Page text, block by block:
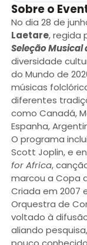
Sobre o
No dia 28 de
Laetare, regida
Seleção Musical
diversidade
do Mundo de
músicas
diferentes
como Canadá,
Espanha,
O programa
Scott Joplin, e
for Africa,
marcou a Copa
Criada em 2007
Orquestra de
voltado à
aliando